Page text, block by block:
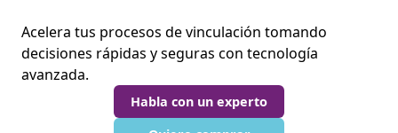
Acelera tus procesos de vinculación tomando
decisiones rápidas y seguras con tecnología
avanzada.
Habla con un experto